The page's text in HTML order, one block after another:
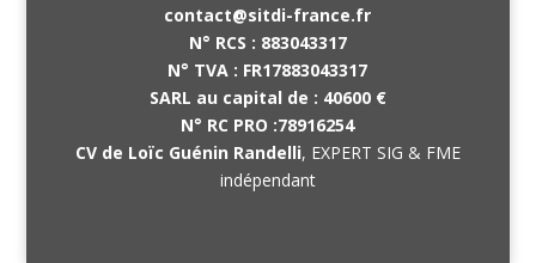
contact@sitdi-france.fr
N° RCS : 883043317
N° TVA : FR17883043317
SARL au capital de : 40600 €
N° RC PRO :78916254
CV de Loïc Guénin Randelli, EXPERT SIG & FME
indépendant